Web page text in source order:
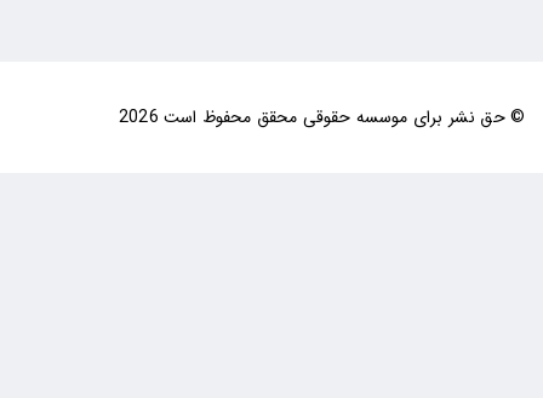
© حق نشر برای موسسه حقوقی محقق محفوظ است 2026